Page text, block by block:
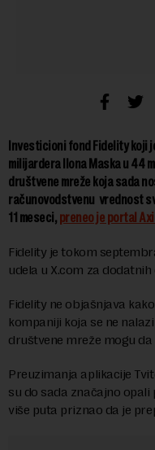
Investicioni fond Fidelity koji
milijardera Ilona Maska u 44
društvene mreže koja sada
računovodstvenu vrednost
11 meseci, preneo je portal
Fidelity je tokom
udela u X.com za
Fidelity ne objašnjava
kompaniji koja se ne
društvene mreže mogu
Preuzimanja aplikacije
su do sada značajno
više puta priznao da je